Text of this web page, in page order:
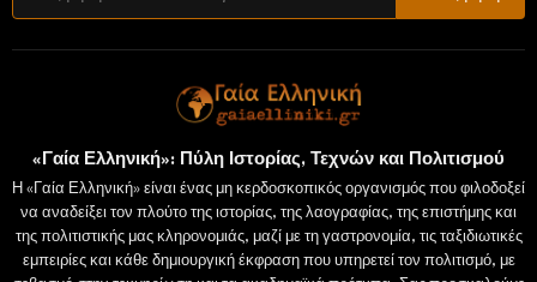
«Γαία Ελληνική»: Πύλη Ιστορίας, Τεχνών και Πολιτισμού
Η «Γαία Ελληνική» είναι ένας μη κερδοσκοπικός οργανισμός που φιλοδοξεί
να αναδείξει τον πλούτο της ιστορίας, της λαογραφίας, της επιστήμης και
της πολιτιστικής μας κληρονομιάς, μαζί με τη γαστρονομία, τις ταξιδιωτικές
εμπειρίες και κάθε δημιουργική έκφραση που υπηρετεί τον πολιτισμό, με